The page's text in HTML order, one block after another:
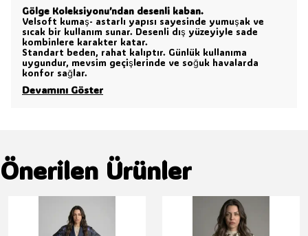
Gölge Koleksiyonu’ndan desenli kaban.
Velsoft kumaş- astarlı yapısı sayesinde yumuşak ve
sıcak bir kullanım sunar. Desenli dış yüzeyiyle sade
kombinlere karakter katar.
Standart beden, rahat kalıptır. Günlük kullanıma
uygundur, mevsim geçişlerinde ve soğuk havalarda
konfor sağlar.
Devamını Göster
Önerilen Ürünler